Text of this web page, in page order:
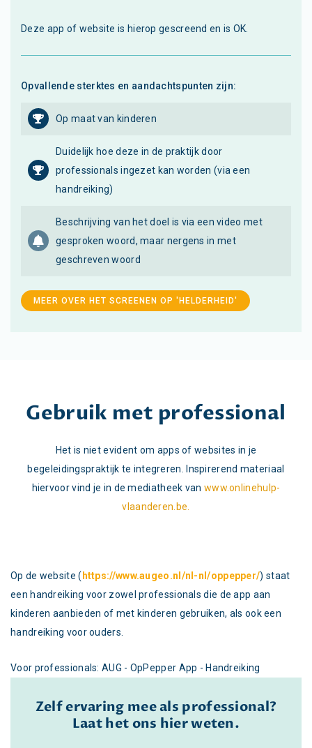
Deze app of website is hierop gescreend en is OK.
Opvallende sterktes en aandachtspunten zijn:
Op maat van kinderen
Duidelijk hoe deze in de praktijk door
professionals ingezet kan worden (via een
handreiking)
Beschrijving van het doel is via een video met
gesproken woord, maar nergens in met
geschreven woord
MEER OVER HET SCREENEN OP 'HELDERHEID'
Gebruik met professional
Het is niet evident om apps of websites in je
begeleidingspraktijk te integreren. Inspirerend materiaal
hiervoor vind je in de mediatheek van www.onlinehulp-
vlaanderen.be.
Op de website (https://www.augeo.nl/nl-nl/oppepper/) staat
een handreiking voor zowel professionals die de app aan
kinderen aanbieden of met kinderen gebruiken, als ook een
handreiking voor ouders.
Voor professionals: AUG - OpPepper App - Handreiking
Zelf ervaring mee als professional?
Laat het ons hier weten.